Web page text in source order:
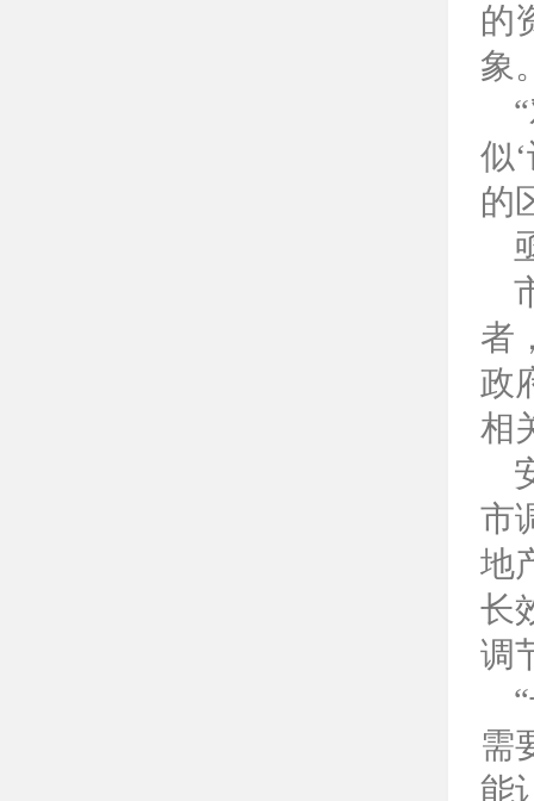
的
象
似
的
者
政
相
市
地
长
调
需
能